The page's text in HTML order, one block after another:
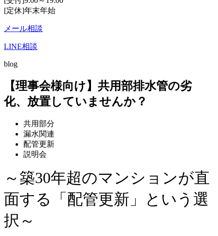
[定休]年末年始
メール相談
LINE相談
blog
【理事会様向け】共用部排水管の劣
化、放置していませんか？
共用部分
漏水関連
配管更新
説明会
～築30年超のマンションが直
面する「配管更新」という選
択～